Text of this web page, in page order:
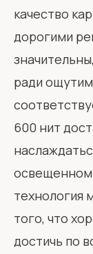
качество
дорогими
ради
600 нит
освещенном
технология
того, что
достичь по